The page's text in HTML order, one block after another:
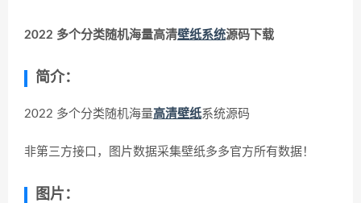
2022 多个分类随机海量高清壁纸系统源码下载
简介：
2022 多个分类随机海量高清壁纸系统源码
非第三方接口，图片数据采集壁纸多多官方所有数据！
图片：